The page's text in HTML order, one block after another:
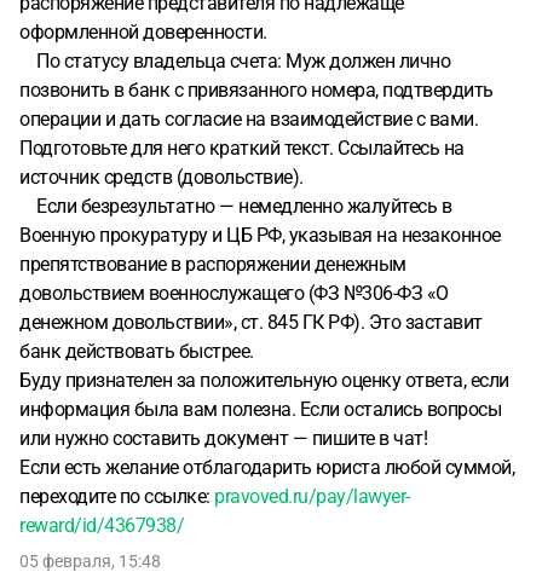
помочь мне не могут, так как я третье лицо и необходим
звонок от владельца счета. Разговаривала я с
несколькими операторами и только один оператор
попытался мне помочь внеся информацию в досье о
доверенности и о том, что владелец счета находится на
сво. В чате озон банка я попыталась снова изложить всю
ситуацию, выслала копию контракта как подтверждение
откуда большие суммы. В итоге счёт заблокирован на
снятие наличных до 07.02.20267 до 19.44. не факт, что
после разблокировки при снятии наличных в банкомате
опять не заблокируют счёт в связи с подозрением на
мошенничество
оформленной доверенности.
По статусу владельца счета: Муж должен лично
позвонить в банк с привязанного номера, подтвердить
операции и дать согласие на взаимодействие с вами.
Подготовьте для него краткий текст. Ссылайтесь на
источник средств (довольствие).
Если безрезультатно — немедленно жалуйтесь в
Военную прокуратуру и ЦБ РФ, указывая на незаконное
препятствование в распоряжении денежным
довольствием военнослужащего (ФЗ №306-ФЗ «О
денежном довольствии», ст. 845 ГК РФ). Это заставит
банк действовать быстрее.
Буду признателен за положительную оценку ответа, если
информация была вам полезна. Если остались вопросы
или нужно составить документ — пишите в чат!
Если есть желание отблагодарить юриста любой суммой,
переходите по ссылке: pravoved.ru/pay/lawyer-
reward/id/4367938/
05 февраля, 15:48